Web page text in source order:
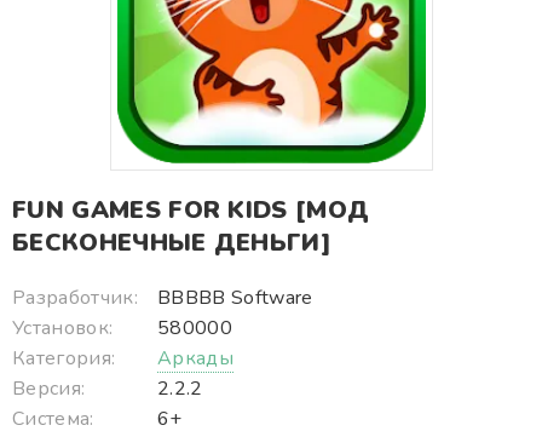
FUN GAMES FOR KIDS [МОД
БЕСКОНЕЧНЫЕ ДЕНЬГИ]
Разработчик:
BBBBB Software
Установок:
580000
Категория:
Аркады
Версия:
2.2.2
Система:
6+